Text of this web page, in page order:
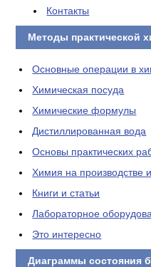
Контакты
Методы практической
Основные операции в
Химическая посуда
Химические формулы
Дистиллированная вода
Основы практических
Химия на производстве
Книги и статьи
Лабораторное
Это интересно
Диаграммы состояния